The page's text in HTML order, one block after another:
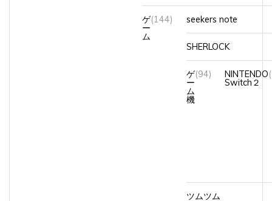
ゲ
ー
ム
(144) seekers note
SHERLOCK
ゲ
ー
ム
機
(94) NINTENDO
Switch２
ツムツム